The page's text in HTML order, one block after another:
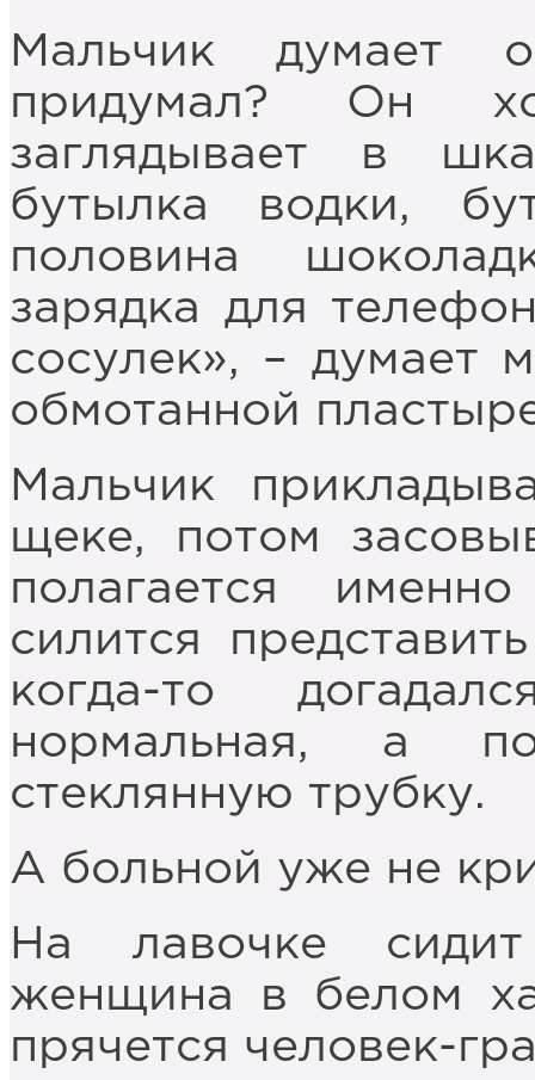
Мальчик думает
придумал? Он
заглядывает в
бутылка водки,
половина
зарядка для
сосулек», – думает
обмотанной
Мальчик
щеке, потом
полагается
силится
когда-то
нормальная, а
стеклянную трубку.
А больной уже не
На лавочке
женщина в белом
прячется человек-